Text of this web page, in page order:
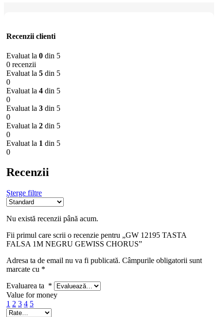
Recenzii clienti
Evaluat la 0 din 5
0 recenzii
Evaluat la 5 din 5
0
Evaluat la 4 din 5
0
Evaluat la 3 din 5
0
Evaluat la 2 din 5
0
Evaluat la 1 din 5
0
Recenzii
Șterge filtre
Nu există recenzii până acum.
Fii primul care scrii o recenzie pentru „GW 12195 TASTA
FALSA 1M NEGRU GEWISS CHORUS”
Adresa ta de email nu va fi publicată. Câmpurile obligatorii sunt
marcate cu *
Evaluarea ta *
Value for money
1 2 3 4 5